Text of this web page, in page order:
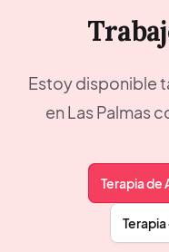
Estoy disponible
en Las Palmas
Terapia de